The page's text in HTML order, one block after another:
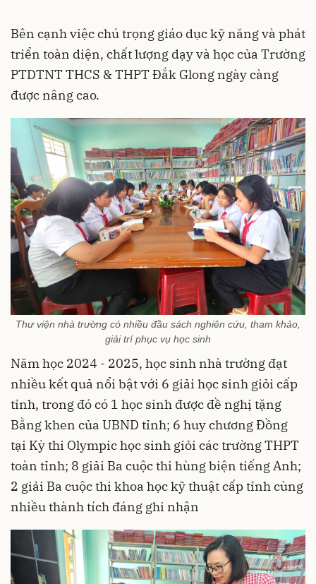
Bên cạnh việc chú trọng giáo dục kỹ năng và phát
triển toàn diện, chất lượng dạy và học của Trường
PTDTNT THCS & THPT Đắk Glong ngày càng
được nâng cao.
Thư viện nhà trường có nhiều đầu sách nghiên cứu, tham khảo,
giải trí phục vụ học sinh
Năm học 2024 - 2025, học sinh nhà trường đạt
nhiều kết quả nổi bật với 6 giải học sinh giỏi cấp
tỉnh, trong đó có 1 học sinh được đề nghị tặng
Bằng khen của UBND tỉnh; 6 huy chương Đồng
tại Kỳ thi Olympic học sinh giỏi các trường THPT
toàn tỉnh; 8 giải Ba cuộc thi hùng biện tiếng Anh;
2 giải Ba cuộc thi khoa học kỹ thuật cấp tỉnh cùng
nhiều thành tích đáng ghi nhận